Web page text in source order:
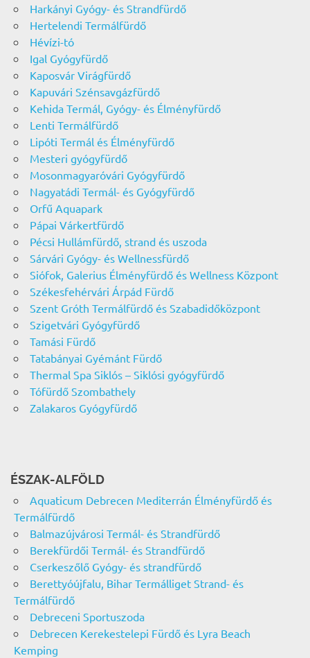
Harkányi Gyógy- és Strandfürdő
Hertelendi Termálfürdő
Hévízi-tó
Igal Gyógyfürdő
Kaposvár Virágfürdő
Kapuvári Szénsavgázfürdő
Kehida Termál, Gyógy- és Élményfürdő
Lenti Termálfürdő
Lipóti Termál és Élményfürdő
Mesteri gyógyfürdő
Mosonmagyaróvári Gyógyfürdő
Nagyatádi Termál- és Gyógyfürdő
Orfű Aquapark
Pápai Várkertfürdő
Pécsi Hullámfürdő, strand és uszoda
Sárvári Gyógy- és Wellnessfürdő
Siófok, Galerius Élményfürdő és Wellness Központ
Székesfehérvári Árpád Fürdő
Szent Gróth Termálfürdő és Szabadidőközpont
Szigetvári Gyógyfürdő
Tamási Fürdő
Tatabányai Gyémánt Fürdő
Thermal Spa Siklós – Siklósi gyógyfürdő
Tófürdő Szombathely
Zalakaros Gyógyfürdő
ÉSZAK-ALFÖLD
Aquaticum Debrecen Mediterrán Élményfürdő és
Termálfürdő
Balmazújvárosi Termál- és Strandfürdő
Berekfürdői Termál- és Strandfürdő
Cserkeszőlő Gyógy- és strandfürdő
Berettyóújfalu, Bihar Termálliget Strand- és
Termálfürdő
Debreceni Sportuszoda
Debrecen Kerekestelepi Fürdő és Lyra Beach
Kemping